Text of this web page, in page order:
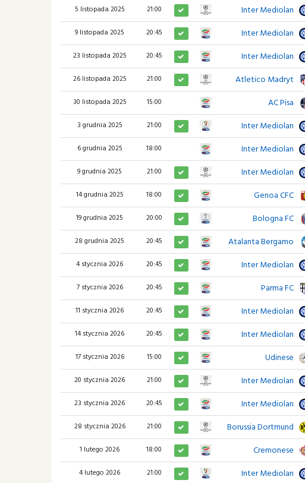
5 listopada 2025 21:00 Inter Mediolan
9 listopada 2025 20:45 Inter Mediolan
23 listopada 2025 20:45 Inter Mediolan
26 listopada 2025 21:00 Atletico Madryt
30 listopada 2025 15:00 AC Pisa
3 grudnia 2025 21:00 Inter Mediolan
6 grudnia 2025 18:00 Inter Mediolan
9 grudnia 2025 21:00 Inter Mediolan
14 grudnia 2025 18:00 Genoa CFC
19 grudnia 2025 20:00 Bologna FC
28 grudnia 2025 20:45 Atalanta Bergamo
4 stycznia 2026 20:45 Inter Mediolan
7 stycznia 2026 20:45 Parma FC
11 stycznia 2026 20:45 Inter Mediolan
14 stycznia 2026 20:45 Inter Mediolan
17 stycznia 2026 15:00 Udinese
20 stycznia 2026 21:00 Inter Mediolan
23 stycznia 2026 20:45 Inter Mediolan
28 stycznia 2026 21:00 Borussia Dortmund
1 lutego 2026 18:00 Cremonese
4 lutego 2026 21:00 Inter Mediolan